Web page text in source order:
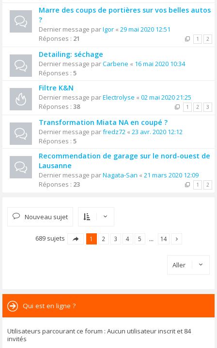
Marre des coups de portières sur vos belles autos
?
Dernier message parIgor « 29 mai 2020 12:51
Réponses : 21 1 2
Detailing: séchage
Dernier message parCarbene « 16 mai 2020 10:34
Réponses : 5
Filtre K&N
Dernier message parElectrolyse « 02 mai 2020 21:25
Réponses : 38 1 2 3
Transformation Miata NA en coupé ?
Dernier message parfredz72 « 23 avr. 2020 12:12
Réponses : 5
Recommendation de garage sur le nord-ouest de
Lausanne
Dernier message parNagata-San « 21 mars 2020 12:09
Réponses : 23 1 2
Nouveau sujet
689 sujets 1 2 3 4 5 … 14
Aller
Qui est en ligne ?
Utilisateurs parcourant ce forum : Aucun utilisateur inscrit et 84
invités